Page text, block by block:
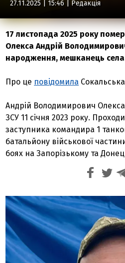
27.11.2025 | 15:46 | Редакція
17 листопада 2025 року
Олекса Андрій
народження, мешканець
Про це повідомила
Андрій Володимирович
ЗСУ 11 січня 2023 року.
заступника командира 1
батальйону військової
боях на Запорізькому та